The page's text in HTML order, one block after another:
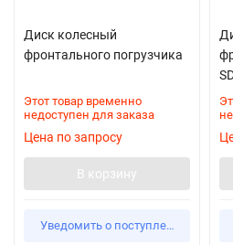
Диск колесный
фронтального погрузчика
Этот товар временно
недоступен для заказа
Цена по запросу
В корзину
Уведомить о поступлении